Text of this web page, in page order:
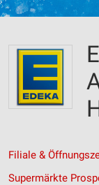
Filiale &
Supermärkte